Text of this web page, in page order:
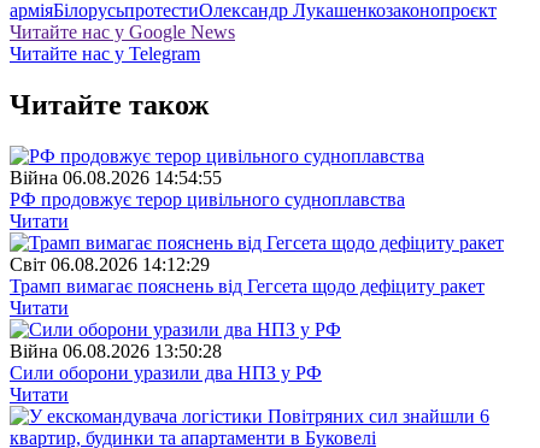
арміяБілорусьпротестиОлександр Лукашенкозаконопроєкт
Читайте нас у Google News
Читайте нас у Telegram
Читайте також
Війна 06.08.2026 14:54:55
РФ продовжує терор цивільного судноплавства
Читати
Свiт 06.08.2026 14:12:29
Трамп вимагає пояснень від Гегсета щодо дефіциту ракет
Читати
Війна 06.08.2026 13:50:28
Сили оборони уразили два НПЗ у РФ
Читати